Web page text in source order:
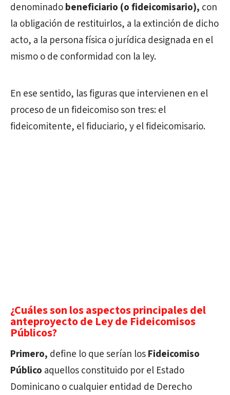
denominadobeneficiario (o fideicomisario), con
la obligación de restituirlos, a la extinción de dicho
acto, a la persona física o jurídica designada en el
mismo o de conformidad con la ley.
En ese sentido, las figuras que intervienen en el
proceso de un fideicomiso son tres: el
fideicomitente, el fiduciario, y el fideicomisario.
¿Cuáles son los aspectos principales del
anteproyecto de Ley de Fideicomisos
Públicos?
Primero, define lo que serían losFideicomiso
Público aquellos constituido por el Estado
Dominicano o cualquier entidad de Derecho